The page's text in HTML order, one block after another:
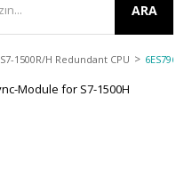
ARA
S7-1500R/H Redundant CPU